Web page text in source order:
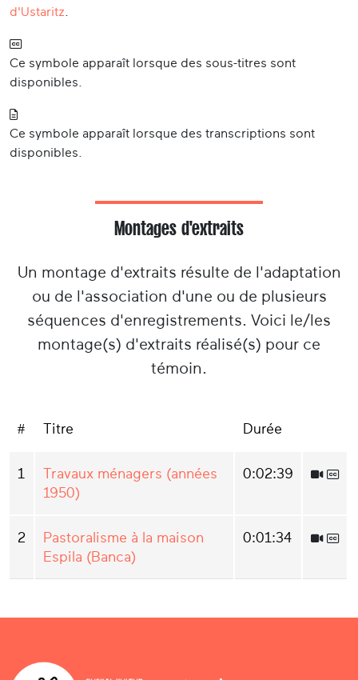
d'Ustaritz
Ce symbole apparaît lorsque des sous-titres sont
disponibles.
Ce symbole apparaît lorsque des transcriptions sont
disponibles.
Montages d'extraits
Un montage d'extraits résulte de l'adaptation
ou de l'association d'une ou de plusieurs
séquences d'enregistrements. Voici le/les
montage(s) d'extraits réalisé(s) pour ce
témoin.
# Titre Durée
1
Travaux ménagers (années
1950)
0:02:39
2
Pastoralisme à la maison
Espila (Banca)
0:01:34